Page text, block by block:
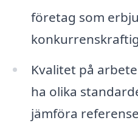
företag som
Kvalitet på
ha olika
jämföra